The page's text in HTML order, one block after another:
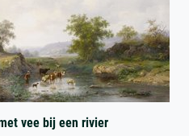
vee bij een rivier